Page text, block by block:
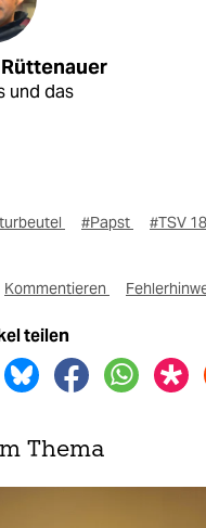
und das
#Papst #TSV
Kommentieren
teilen
Thema